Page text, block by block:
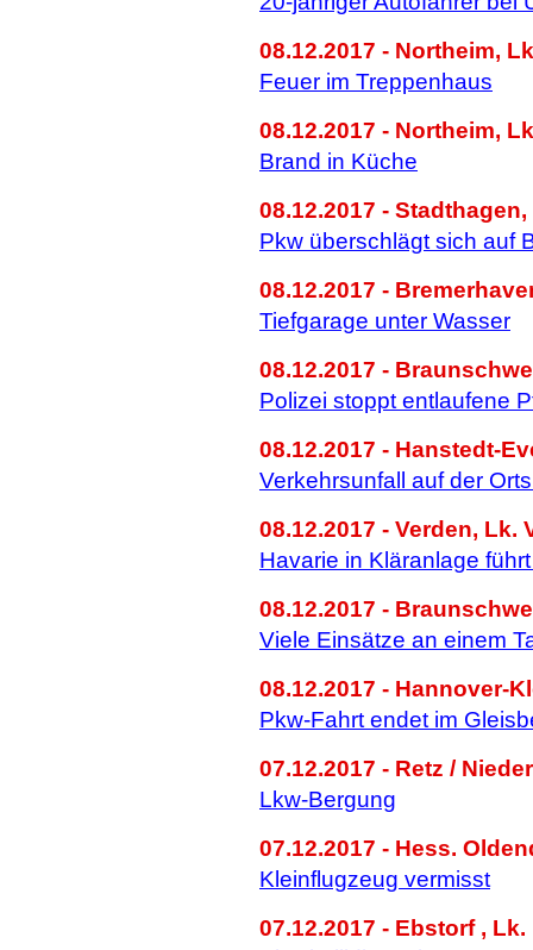
08.12.2017 - Northeim,
Feuer im Treppenhaus
08.12.2017 - Northeim,
Brand in Küche
08.12.2017 -
Pkw überschlägt sich auf
08.12.2017 -
Tiefgarage unter Wasser
08.12.2017 -
Polizei stoppt entlaufene
08.12.2017 - Hanstedt-
Verkehrsunfall auf der
08.12.2017 - Verden, Lk.
Havarie in Kläranlage
08.12.2017 -
Viele Einsätze an einem
08.12.2017 - Hannover-
Pkw-Fahrt endet im
07.12.2017 - Retz /
Lkw-Bergung
07.12.2017 - Hess.
Kleinflugzeug vermisst
07.12.2017 - Ebstorf ,